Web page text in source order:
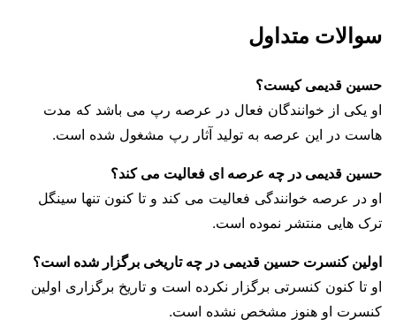
سوالات متداول
حسین قدیمی کیست؟
او یکی از خوانندگان فعال در عرصه رپ می باشد که مدت
هاست در این عرصه به تولید آثار رپ مشغول شده است.
حسین قدیمی در چه عرصه ای فعالیت می کند؟
او در عرصه خوانندگی فعالیت می کند و تا کنون تنها سینگل
ترک هایی منتشر نموده است‌‌.
اولین کنسرت حسین قدیمی در چه تاریخی برگزار شده است؟
او تا کنون کنسرتی برگزار نکرده است و تاریخ برگزاری اولین
کنسرت او هنوز مشخص نشده است.